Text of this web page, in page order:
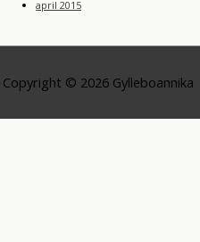
april 2015
Copyright © 2026 Gylleboannika